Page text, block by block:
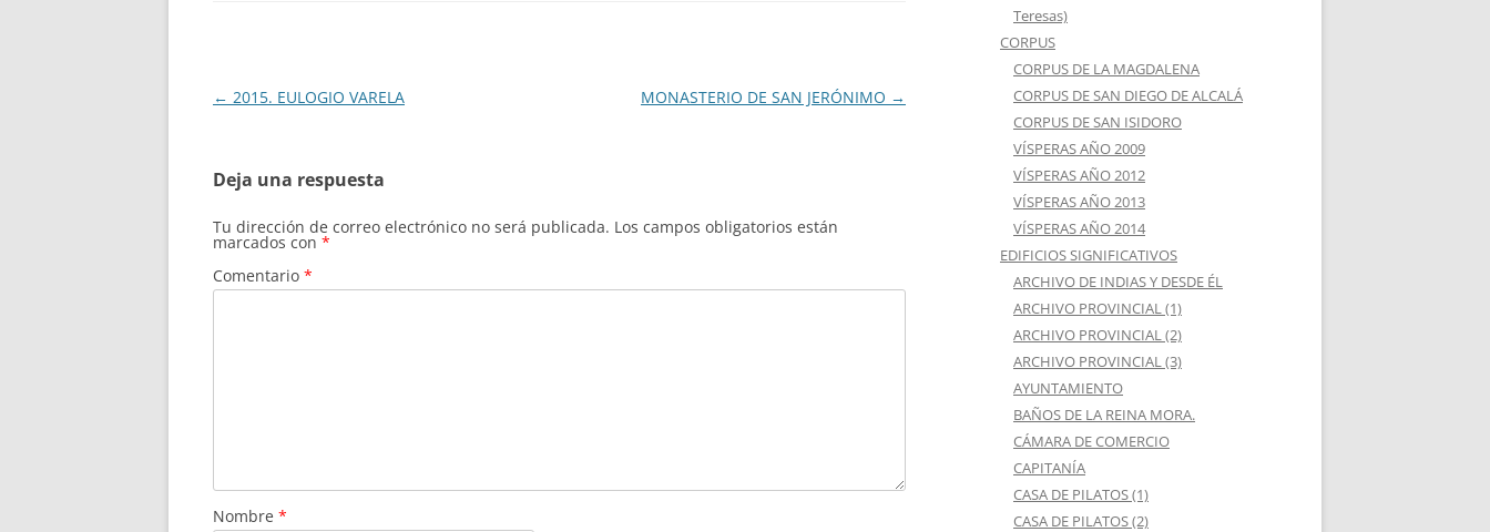
Navegación
← 2015. EULOGIO VARELA MONASTERIO DE SAN JERÓNIMO →
Deja una respuesta
Tu dirección de correo electrónico no será publicada. Los campos obligatorios están
marcados con *
Comentario *
Nombre *
Teresas)
CORPUS
CORPUS DE LA MAGDALENA
CORPUS DE SAN DIEGO DE ALCALÁ
CORPUS DE SAN ISIDORO
VÍSPERAS AÑO 2009
VÍSPERAS AÑO 2012
VÍSPERAS AÑO 2013
VÍSPERAS AÑO 2014
EDIFICIOS SIGNIFICATIVOS
ARCHIVO DE INDIAS Y DESDE ÉL
ARCHIVO PROVINCIAL (1)
ARCHIVO PROVINCIAL (2)
ARCHIVO PROVINCIAL (3)
AYUNTAMIENTO
BAÑOS DE LA REINA MORA.
CÁMARA DE COMERCIO
CAPITANÍA
CASA DE PILATOS (1)
CASA DE PILATOS (2)